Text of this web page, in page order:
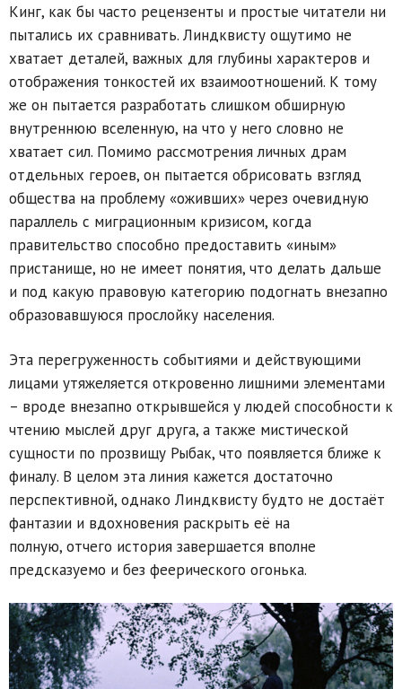
Кинг, как бы часто рецензенты и простые читатели ни
пытались их сравнивать. Линдквисту ощутимо не
хватает деталей, важных для глубины характеров и
отображения тонкостей их взаимоотношений. К тому
же он пытается разработать слишком обширную
внутреннюю вселенную, на что у него словно не
хватает сил. Помимо рассмотрения личных драм
отдельных героев, он пытается обрисовать взгляд
общества на проблему «оживших» через очевидную
параллель с миграционным кризисом, когда
правительство способно предоставить «иным»
пристанище, но не имеет понятия, что делать дальше
и под какую правовую категорию подогнать внезапно
образовавшуюся прослойку населения.
Эта перегруженность событиями и действующими
лицами утяжеляется откровенно лишними элементами
– вроде внезапно открывшейся у людей способности к
чтению мыслей друг друга, а также мистической
сущности по прозвищу Рыбак, что появляется ближе к
финалу. В целом эта линия кажется достаточно
перспективной, однако Линдквисту будто не достаёт
фантазии и вдохновения раскрыть её на
полную, отчего история завершается вполне
предсказуемо и без феерического огонька.